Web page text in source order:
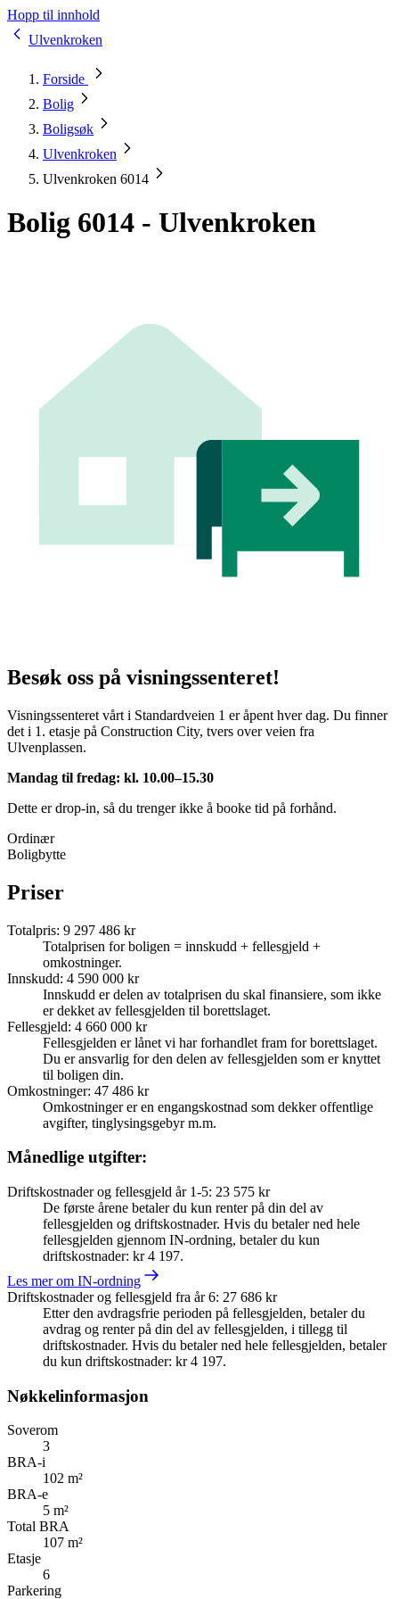
Hopp til innhold
Ulvenkroken
Forside
Bolig
Boligsøk
Ulvenkroken
Ulvenkroken 6014
Bolig 6014 - Ulvenkroken
Besøk oss på visningssenteret!
Visningssenteret vårt i Standardveien 1 er åpent hver dag. Du finner
det i 1. etasje på Construction City, tvers over veien fra
Ulvenplassen.
Mandag til fredag: kl. 10.00–15.30
Dette er drop-in, så du trenger ikke å booke tid på forhånd.
Ordinær
Boligbytte
Priser
Totalpris: 9 297 486 kr
Totalprisen for boligen = innskudd + fellesgjeld +
omkostninger.
Innskudd: 4 590 000 kr
Innskudd er delen av totalprisen du skal finansiere, som ikke
er dekket av fellesgjelden til borettslaget.
Fellesgjeld: 4 660 000 kr
Fellesgjelden er lånet vi har forhandlet fram for borettslaget.
Du er ansvarlig for den delen av fellesgjelden som er knyttet
til boligen din.
Omkostninger: 47 486 kr
Omkostninger er en engangskostnad som dekker offentlige
avgifter, tinglysingsgebyr m.m.
Månedlige utgifter:
Driftskostnader og fellesgjeld år 1-5: 23 575 kr
De første årene betaler du kun renter på din del av
fellesgjelden og driftskostnader. Hvis du betaler ned hele
fellesgjelden gjennom IN-ordning, betaler du kun
driftskostnader: kr 4 197.
Les mer om IN-ordning
Driftskostnader og fellesgjeld fra år 6: 27 686 kr
Etter den avdragsfrie perioden på fellesgjelden, betaler du
avdrag og renter på din del av fellesgjelden, i tillegg til
driftskostnader. Hvis du betaler ned hele fellesgjelden, betaler
du kun driftskostnader: kr 4 197.
Nøkkelinformasjon
Soverom
3
BRA-i
102 m²
BRA-e
5 m²
Total BRA
107 m²
Etasje
6
Parkering